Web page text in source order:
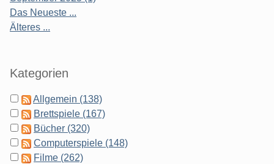
Das Neueste ...
Älteres ...
Kategorien
Allgemein (138)
Brettspiele (167)
Bücher (320)
Computerspiele (148)
Filme (262)